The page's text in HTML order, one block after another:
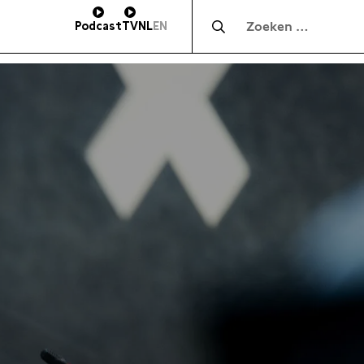
PodcastTVNLEN